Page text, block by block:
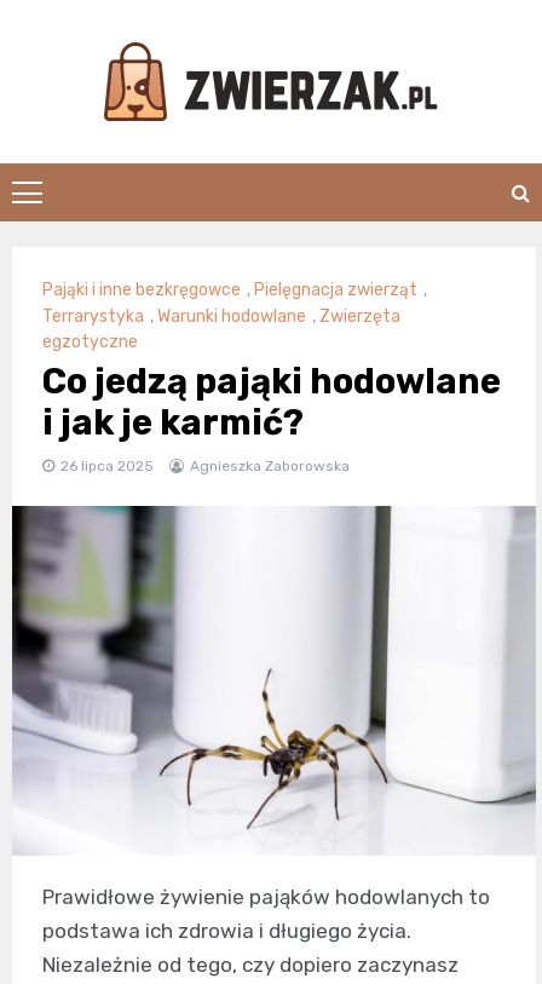
Zwierzak.pl
Pająki i inne bezkręgowce , Pielęgnacja zwierząt ,
Terrarystyka ,Warunki hodowlane , Zwierzęta
egzotyczne
Co jedzą pająki hodowlane
i jak je karmić?
26 lipca 2025 Agnieszka Zaborowska
Prawidłowe żywienie pająków hodowlanych to
podstawa ich zdrowia i długiego życia.
Niezależnie od tego, czy dopiero zaczynasz